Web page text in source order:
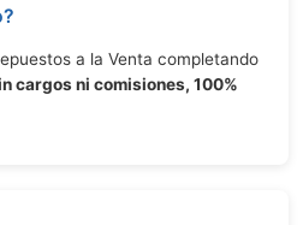
a la Venta completando
cargos ni comisiones, 100%